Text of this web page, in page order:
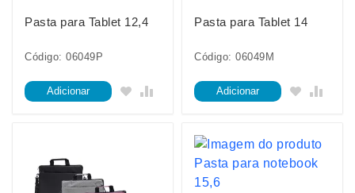
Pasta para Tablet 12,4
Código: 06049P
Adicionar
Pasta para Tablet 14
Código: 06049M
Adicionar